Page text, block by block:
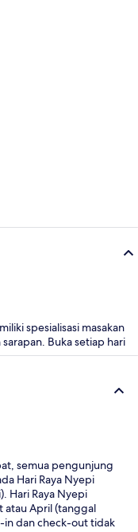
spesialisasi masakan
Buka setiap hari
semua pengunjung
Hari Raya Nyepi
Hari Raya Nyepi
atau April (tanggal
in dan check-out tidak